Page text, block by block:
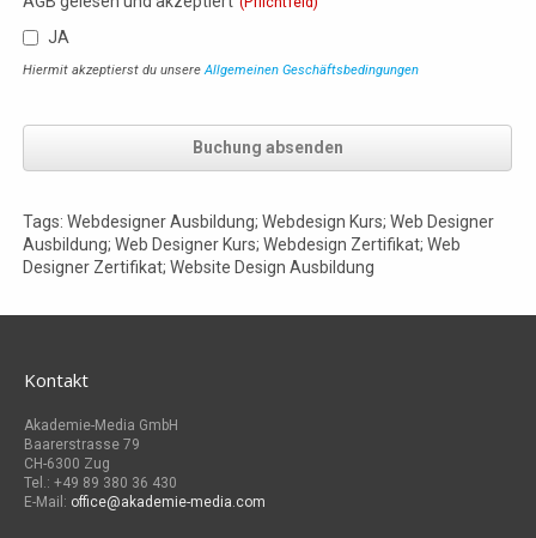
JA
Hiermit akzeptierst du unsereAllgemeinen Geschäftsbedingungen
Buchung absenden
Tags: Webdesigner Ausbildung; Webdesign Kurs; Web Designer
Ausbildung; Web Designer Kurs; Webdesign Zertifikat; Web
Designer Zertifikat; Website Design Ausbildung
Kontakt
Akademie-Media GmbH
Baarerstrasse 79
CH-6300 Zug
Tel.: +49 89 380 36 430
E-Mail: office@akademie-media.com